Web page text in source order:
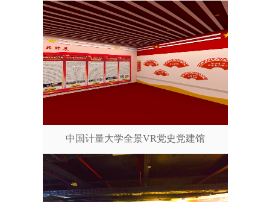
中国计量大学全景VR党史党建馆